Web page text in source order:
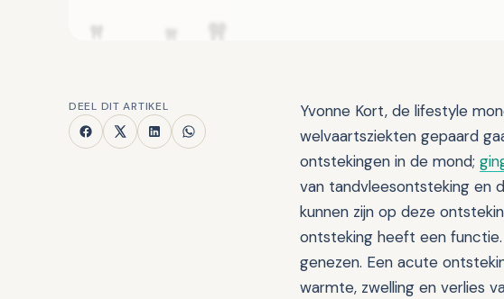
DEEL DIT ARTIKEL
Yvonne Kort, de lifestyle
welvaartsziekten gepaard
ontstekingen in de mond;
van tandvleesontsteking en
kunnen zijn op deze
ontsteking heeft een
genezen. Een acute
warmte, zwelling en verlies